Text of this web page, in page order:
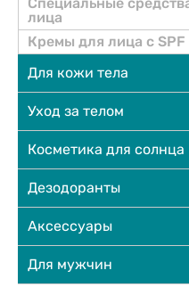
лица
Кремы для лица с SPF
Для кожи тела
Уход за телом
Косметика для солнца
Дезодоранты
Aксессуары
Для мужчин